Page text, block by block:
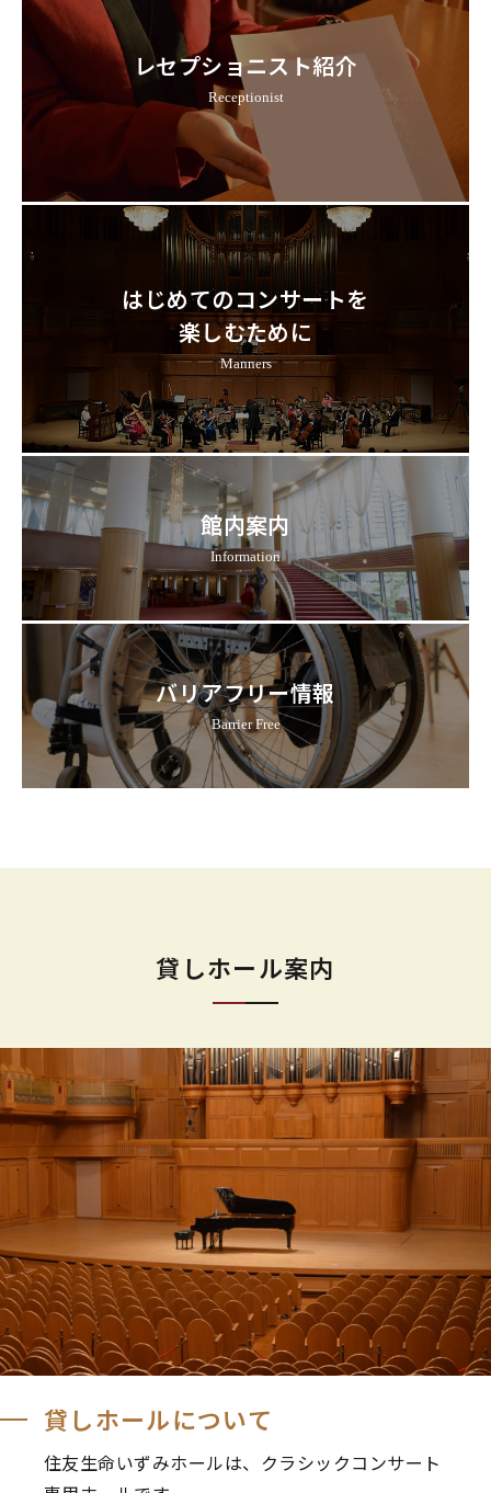
レセプショニスト紹介
Receptionist
はじめてのコンサートを
楽しむために
Manners
館内案内
Information
バリアフリー情報
Barrier Free
貸しホール案内
貸しホールについて
住友生命いずみホールは、クラシックコンサート